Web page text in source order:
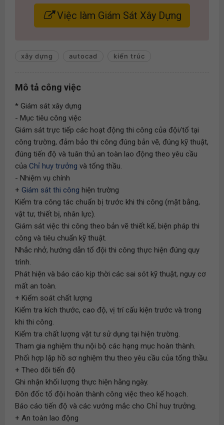
Việc làm Giám Sát Xây Dựng
xây dựng autocad kiến trúc
Mô tả công việc
* Giám sát xây dựng
- Mục tiêu công việc
Giám sát trực tiếp các hoạt động thi công của đội/tổ tại
công trường, đảm bảo thi công đúng bản vẽ, đúng kỹ thuật,
đúng tiến độ và tuân thủ an toàn lao động theo yêu cầu
của Chỉ huy trưởng và tổng thầu.
- Nhiệm vụ chính
+ Giám sát thi công hiện trường
Kiểm tra công tác chuẩn bị trước khi thi công (mặt bằng,
vật tư, thiết bị, nhân lực).
Giám sát việc thi công theo bản vẽ thiết kế, biện pháp thi
công và tiêu chuẩn kỹ thuật.
Nhắc nhở, hướng dẫn tổ đội thi công thực hiện đúng quy
trình.
Phát hiện và báo cáo kịp thời các sai sót kỹ thuật, nguy cơ
mất an toàn.
+ Kiểm soát chất lượng
Kiểm tra kích thước, cao độ, vị trí cấu kiện trước và trong
khi thi công.
Kiểm tra chất lượng vật tư sử dụng tại hiện trường.
Tham gia nghiệm thu nội bộ các hạng mục hoàn thành.
Phối hợp lập hồ sơ nghiệm thu theo yêu cầu của tổng thầu.
+ Theo dõi tiến độ
Ghi nhận khối lượng thực hiện hằng ngày.
Đôn đốc tổ đội hoàn thành công việc theo kế hoạch.
Báo cáo tiến độ và các vướng mắc cho Chỉ huy trưởng.
+ An toàn lao động